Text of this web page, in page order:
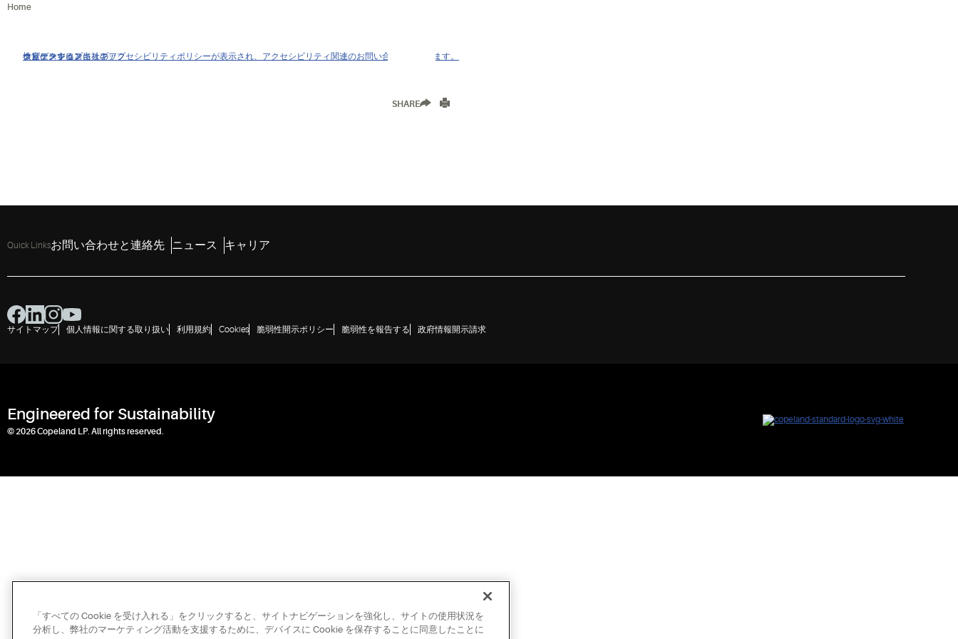
クリックすると当社のアクセシビリティポリシーが表示され、アクセシビリティ関連のお問い合わせができます。
ナビゲーションにスキップ
コンテンツにスキップ
検索にスキップ
Home
SHARE
Quick Linksお問い合わせと連絡先 ニュース キャリア
サイトマップ 個人情報に関する取り扱い 利用規約 Cookies 脆弱性開示ポリシー 脆弱性を報告する 政府情報開示請求
Engineered for Sustainability
© 2026 Copeland LP. All rights reserved.
「すべての Cookie を受け入れる」をクリックすると、サイトナビゲーションを強化し、サイトの使用状況を
分析し、弊社のマーケティング活動を支援するために、デバイスに Cookie を保存することに同意したことに